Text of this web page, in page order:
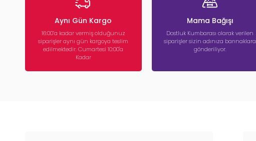
Aynı Gün Kargo
16:00’a kadar vermiş olduğunuz
siparişler aynı gün kargoya teslim
edilmektedir. Cumartesi 10:00'a
Kadar
Mama Bağışı
Dostluk Kumbarası olarak verilen
siparişler sizin adınıza barınaklara
gönderiliyor.